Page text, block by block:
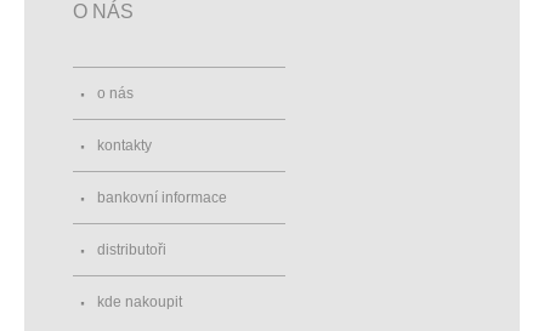
O NÁS
o nás
kontakty
bankovní informace
distributoři
kde nakoupit